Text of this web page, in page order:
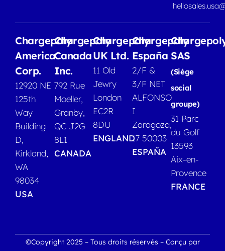
Chargepoly
America
Corp.
12920 NE
125th
Way
Building
D,
Kirkland,
WA
98034
USA
Chargepoly
Canada
Inc.
792 Rue
Moeller,
Granby,
QC J2G
8L1
CANADA
Chargepoly
UK Ltd.
11 Old
Jewry
London
EC2R
8DU
ENGLAND
Chargepoly
España
2/F &
3/F NET
ALFONSO
I
Zaragoza,
17 50003
ESPAÑA
SAS
(Siège
social
groupe)
31 Parc
du Golf
13593
Aix-en-
Provence
FRANCE
©Copyright 2025 – Tous droits réservés – Conçu par